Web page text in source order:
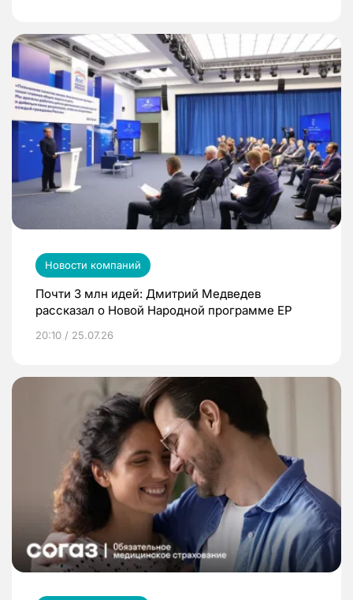
Новости компаний
Почти 3 млн идей: Дмитрий Медведев
рассказал о Новой Народной программе ЕР
20:10 / 25.07.26